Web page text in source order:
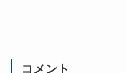
コメント